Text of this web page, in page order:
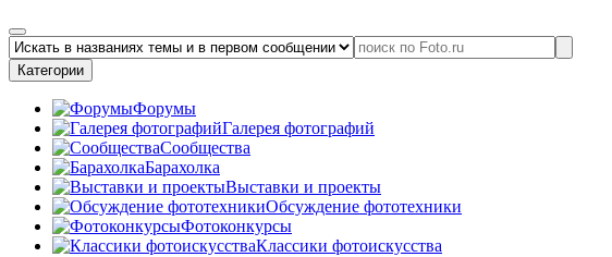
Категории
Форумы
Галерея фотографий
Сообщества
Барахолка
Выставки и проекты
Обсуждение фототехники
Фотоконкурсы
Классики фотоискусства